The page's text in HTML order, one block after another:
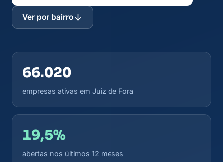
Ver por bairro
66.020
empresas ativas em Juiz de Fora
19,5%
abertas nos últimos 12 meses